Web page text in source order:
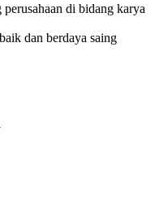
di bidang karya
dan berdaya saing